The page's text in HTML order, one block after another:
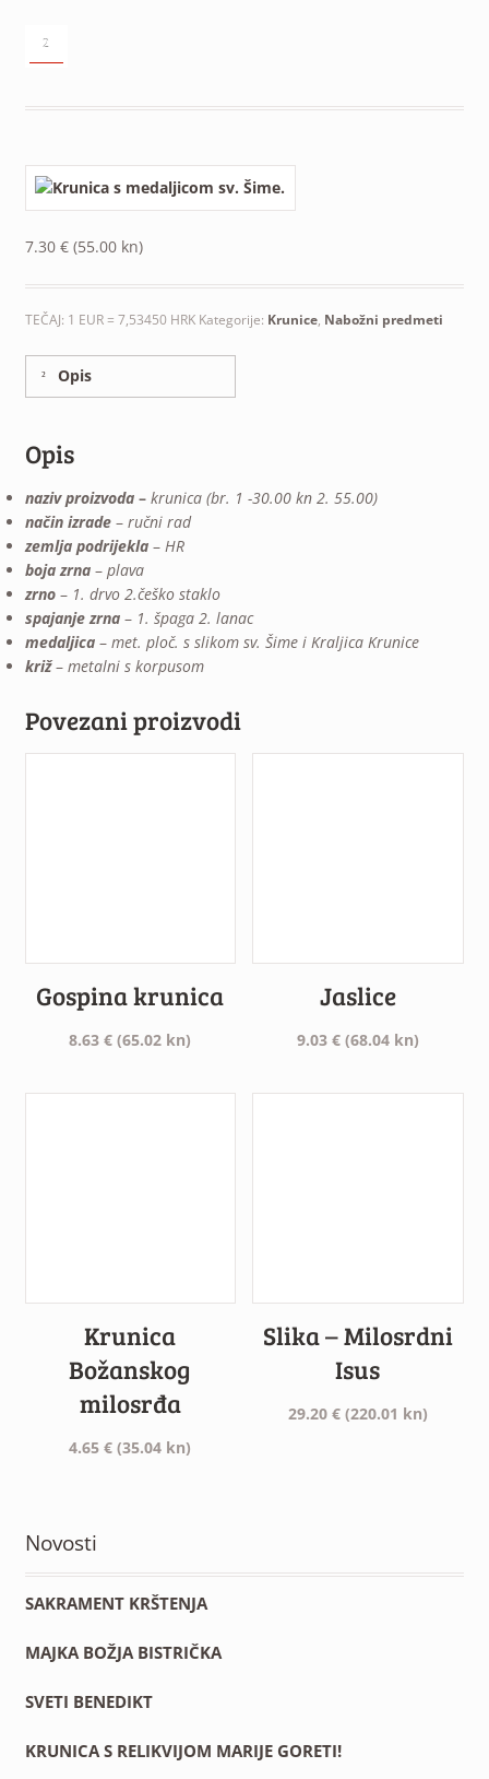
²
7.30 € (55.00 kn)
TEČAJ: 1 EUR = 7,53450 HRK Kategorije: Krunice, Nabožni predmeti
Opis
Opis
naziv proizvoda– krunica (br. 1 -30.00 kn 2. 55.00)
način izrade – ručni rad
zemlja podrijekla –HR
boja zrna – plava
zrno – 1. drvo 2.češko staklo
spajanje zrna –1. špaga 2. lanac
medaljica – met. ploč. s slikom sv. Šime i Kraljica Krunice
križ– metalni s korpusom
Povezani proizvodi
Gospina krunica
8.63€ (65.02 kn)
Jaslice
9.03 € (68.04 kn)
Krunica
Božanskog
milosrđa
4.65€ (35.04 kn)
Slika – Milosrdni
Isus
29.20 € (220.01 kn)
Novosti
SAKRAMENT KRŠTENJA
MAJKA BOŽJA BISTRIČKA
SVETI BENEDIKT
KRUNICA S RELIKVIJOM MARIJE GORETI!